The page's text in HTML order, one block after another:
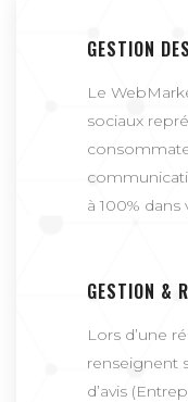
GESTION
Le
sociaux
à 100%
GESTION &
Lors d’une
renseignent
d’avis